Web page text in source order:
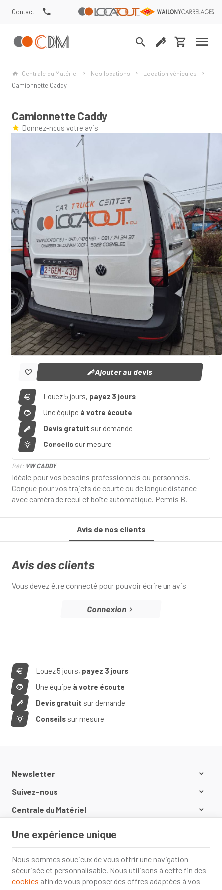
Contact
Centrale du Matériel Nos locations
Location véhicules
Camionnette Caddy
Camionnette Caddy
Donnez-nous votre avis
Ajouter au devis
Louez 5 jours, payez 3 jours
Une équipe à votre écoute
Devis gratuit sur demande
Conseils sur mesure
Réf: VW CADDY
Idéale pour vos besoins professionnels ou personnels.
Conçue pour vos trajets de courte ou de longue distance
avec caméra de recul et boîte automatique. Permis B.
Avis de nos clients
Avis des clients
Vous devez être connecté pour pouvoir écrire un avis
Connexion
Louez 5 jours, payez 3 jours
Une équipe à votre écoute
Devis gratuit sur demande
Conseils sur mesure
Newsletter
Suivez-nous
Centrale du Matériel
Informations
Une expérience unique
Nous sommes soucieux de vous offrir une navigation
sécurisée et personnalisable. Nous utilisons à cette fin des
cookies afin de vous proposer des offres adaptées à vos